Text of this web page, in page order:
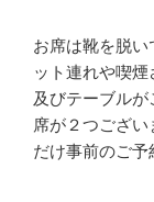
お席は靴を脱
ット連れや喫
及びテーブル
席が２つござ
だけ事前のご予